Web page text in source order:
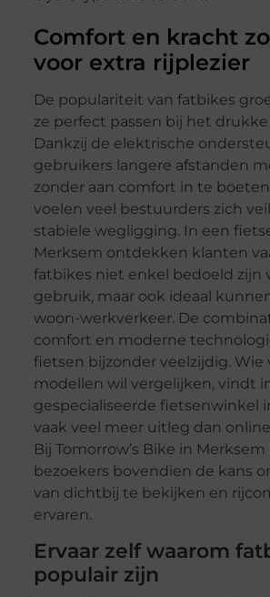
Comfort en kracht
voor extra rijplezier
De populariteit van fatbikes
ze perfect passen bij het
Dankzij de elektrische
gebruikers langere afstanden
zonder aan comfort in te
voelen veel bestuurders zich
stabiele wegligging. In een
Merksem ontdekken klanten
fatbikes niet enkel bedoeld zijn
gebruik, maar ook ideaal
woon-werkverkeer. De
comfort en moderne
fietsen bijzonder veelzijdig. Wie
modellen wil vergelijken, vindt
gespecialiseerde fietsenwinkel
vaak veel meer uitleg dan
Bij Tomorrow’s Bike in
bezoekers bovendien de kans
van dichtbij te bekijken en
ervaren.
Ervaar zelf waarom
populair zijn